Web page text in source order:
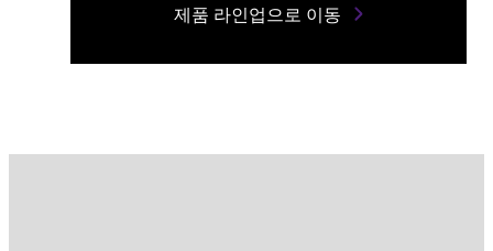
제품 라인업으로 이동